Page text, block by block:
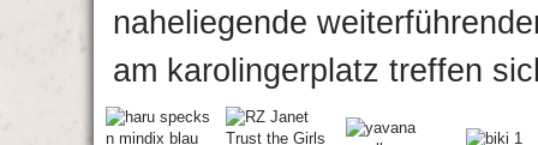
naheliegende
am karolingerplatz treffen